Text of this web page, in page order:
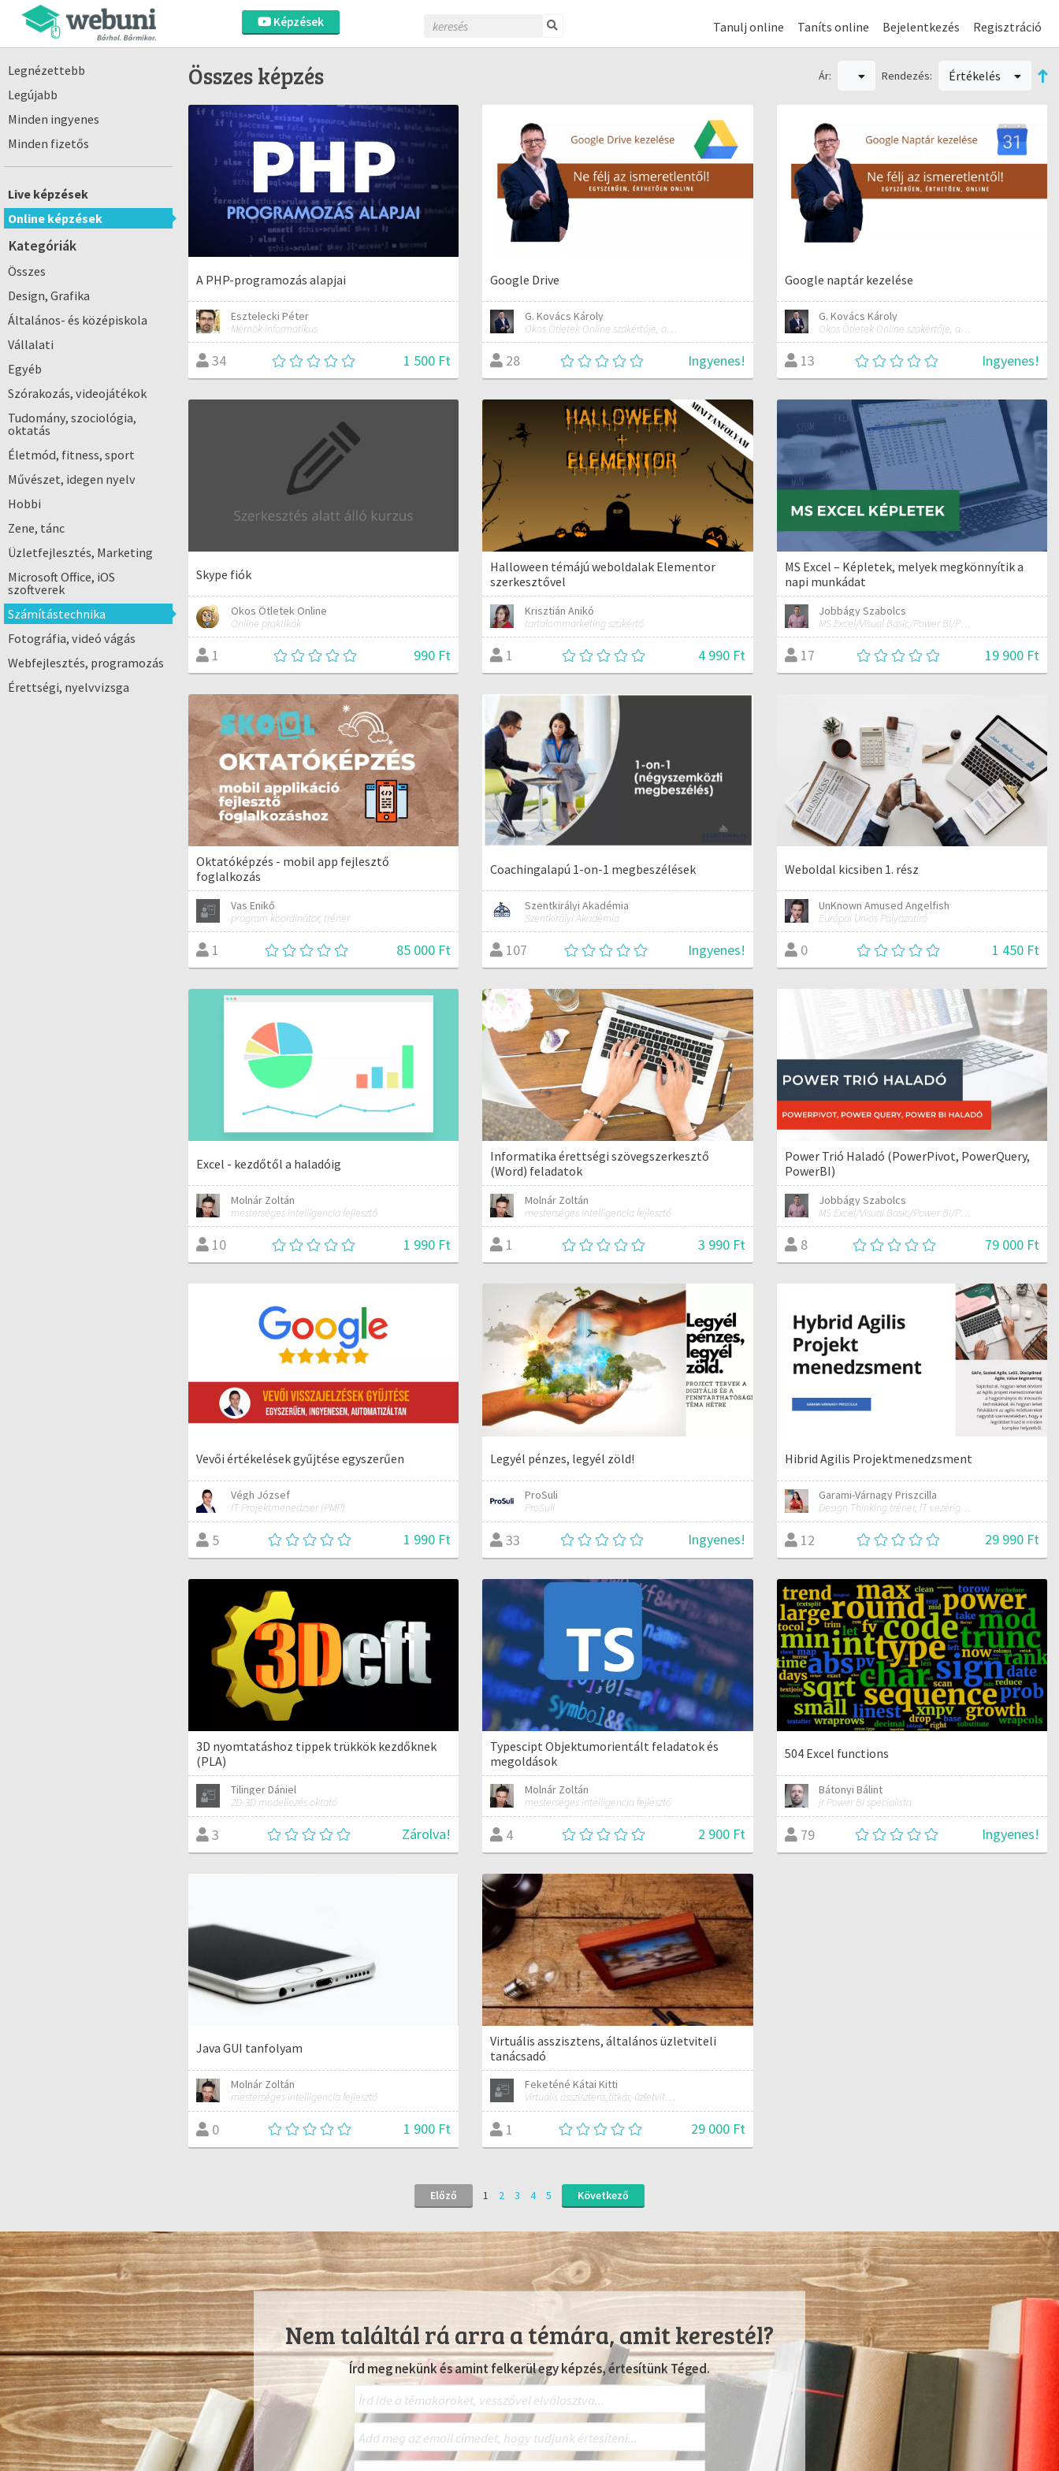
Képzések Tanulj online Taníts online Bejelentkezés Regisztráció
Legnézettebb
Legújabb
Minden ingyenes
Minden fizetős
Live képzések
Online képzések
Kategóriák
Összes
Design, Grafika
Általános- és középiskola
Vállalati
Egyéb
Szórakozás, videojátékok
Tudomány, szociológia,
oktatás
Életmód, fitness, sport
Művészet, idegen nyelv
Hobbi
Zene, tánc
Üzletfejlesztés, Marketing
Microsoft Office, iOS
szoftverek
Számítástechnika
Fotográfia, videó vágás
Webfejlesztés, programozás
Érettségi, nyelvvizsga
Összes képzés Ár: Rendezés: Értékelés
A PHP-programozás alapjai
Esztelecki Péter
Mérnök informatikus
34 1 500 Ft
Google Drive
G. Kovács Károly
Okos Ötletek Online szakértője, alapítója
28 Ingyenes!
Google naptár kezelése
G. Kovács Károly
Okos Ötletek Online szakértője, alapítója
13 Ingyenes!
Skype fiók
Okos Ötletek Online
Online praktikák
1 990 Ft
Halloween témájú weboldalak Elementor
szerkesztővel
Krisztián Anikó
tartalommarketing szakértő
1 4 990 Ft
MS Excel – Képletek, melyek megkönnyítik a
napi munkádat
Jobbágy Szabolcs
MS Excel/Visual Basic/Power BI/Python adatelemzési szakértő
17 19 900 Ft
Oktatóképzés - mobil app fejlesztő
foglalkozás
Vas Enikő
program koordinátor, tréner
1 85 000 Ft
Coachingalapú 1-on-1 megbeszélések
Szentkirályi Akadémia
Szentkirályi Akadémia
107 Ingyenes!
Weboldal kicsiben 1. rész
UnKnown Amused Angelfish
Európai Uniós Pályázatíró
0 1 450 Ft
Excel - kezdőtől a haladóig
Molnár Zoltán
mesterséges intelligencia fejlesztő
10 1 990 Ft
Informatika érettségi szövegszerkesztő
(Word) feladatok
Molnár Zoltán
mesterséges intelligencia fejlesztő
1 3 990 Ft
Power Trió Haladó (PowerPivot, PowerQuery,
PowerBI)
Jobbágy Szabolcs
MS Excel/Visual Basic/Power BI/Python adatelemzési szakértő
8 79 000 Ft
Vevői értékelések gyűjtése egyszerűen
Végh József
IT Projektmenedzser (PMP)
5 1 990 Ft
Legyél pénzes, legyél zöld!
ProSuli
ProSuli
33 Ingyenes!
Hibrid Agilis Projektmenedzsment
Garami-Várnagy Priszcilla
Design Thinking tréner, IT vezérigazgató
12 29 990 Ft
3D nyomtatáshoz tippek trükkök kezdőknek
(PLA)
Tilinger Dániel
2D-3D modellezés oktató
3 Zárolva!
Typescipt Objektumorientált feladatok és
megoldások
Molnár Zoltán
mesterséges intelligencia fejlesztő
4 2 900 Ft
504 Excel functions
Bátonyi Bálint
jr Power BI specialista
79 Ingyenes!
Java GUI tanfolyam
Molnár Zoltán
mesterséges intelligencia fejlesztő
0 1 900 Ft
Virtuális asszisztens, általános üzletviteli
tanácsadó
Feketéné Kátai Kitti
Virtuális asszisztens,titkár, üzletviteli tanácsadó
1 29 000 Ft
Előző 1 2 3 4 5 Következő
Nem találtál rá arra a témára, amit kerestél?
Írd meg nekünk és amint felkerül egy képzés, értesítünk Téged.